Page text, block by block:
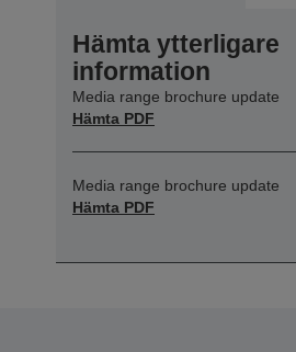
Hämta ytterligare
information
Media range brochure update
Hämta PDF
Media range brochure update
Hämta PDF